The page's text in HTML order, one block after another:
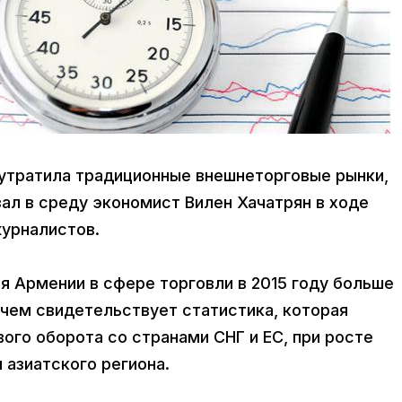
традиционные внешнеторговые рынки,
в среду экономист Вилен Хачатрян в ходе
Армении в сфере торговли в 2015 году больше
свидетельствует статистика, которая
оборота со странами СНГ и ЕС, при росте
региона.